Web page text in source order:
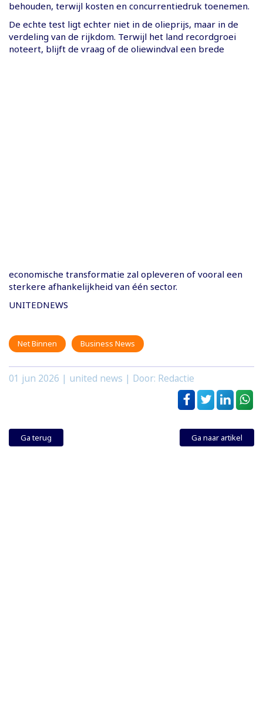
behouden, terwijl kosten en concurrentiedruk toenemen.
De echte test ligt echter niet in de olieprijs, maar in de
verdeling van de rijkdom. Terwijl het land recordgroei
noteert, blijft de vraag of de oliewindval een brede
economische transformatie zal opleveren of vooral een
sterkere afhankelijkheid van één sector.
UNITEDNEWS
Net Binnen Business News
01 jun 2026 | united news | Door: Redactie
Ga terug Ga naar artikel